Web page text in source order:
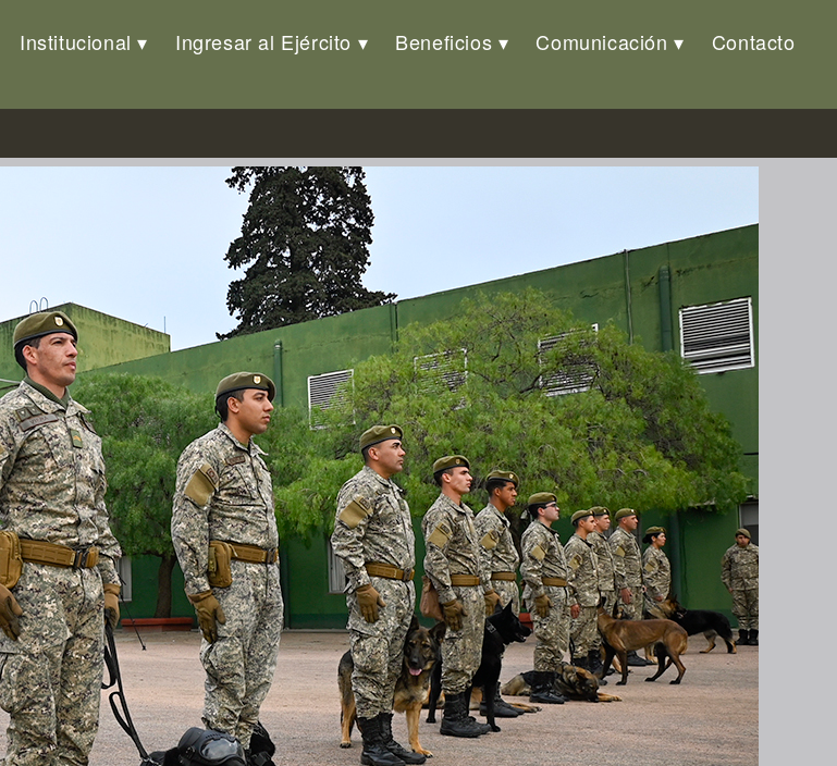
Institucional Ingresar al Ejército Beneficios Comunicación Contacto
Rescate de Personas 2026